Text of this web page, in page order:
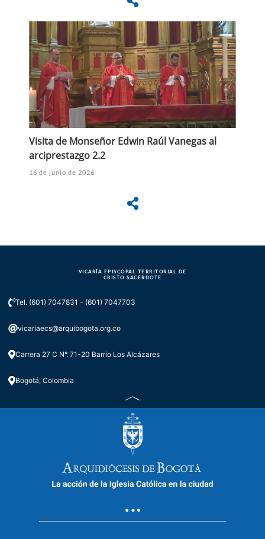
Visita de Monseñor Edwin Raúl Vanegas al
arciprestazgo 2.2
16 de junio de 2026
VICARÍA EPISCOPAL TERRITORIAL DE
CRISTO SACERDOTE
Tel. (601) 7047831 - (601) 7047703
vicariaecs@arquibogota.org.co
Carrera 27 C N°. 71-20 Barrio Los Alcázares
Bogotá, Colombia